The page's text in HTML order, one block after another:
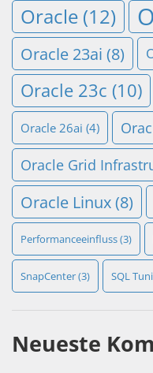
Oracle (12)
Oracle 23ai (8)
Oracle 23c (10)
Oracle 26ai (4)
Oracle Grid
Oracle Linux(8)
Performanceeinfluss(3)
SnapCenter(3) SQL
Neueste